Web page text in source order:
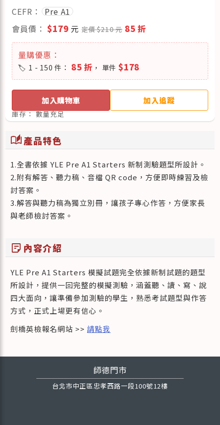
CEFR：
Pre A1
會員價： $179 元定價 $210 元 85 折
量購優惠：
1 - 150 件： 85 折 ， 單件$178
加入購物車 加入追蹤
庫存：數量充足
auto_stories產品特色
1.全書依據 YLE Pre A1 Starters 新制測驗題型所設計。
2.附有解答、聽力稿、音檔 QR code，方便即時練習及檢
討答案。
3.解答與聽力稿為獨立別冊，讓孩子專心作答，方便家長
與老師檢討答案。
sticky_note_2 內容介紹
YLE Pre A1 Starters 模擬試題完全依據新制試題的題型
所設計，提供一回完整的模擬測驗，涵蓋聽、讀、寫、說
四大面向，讓準備參加測驗的學生，熟悉考試題型與作答
方式，正式上場更有信心。
劍橋英檢報名網站 >>請點我
師德門市
台北市中正區忠孝西路一段100號12樓